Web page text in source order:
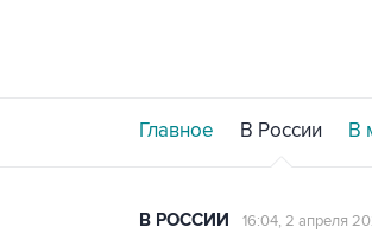
Главное В России В
В РОССИИ 16:04, 2 апреля